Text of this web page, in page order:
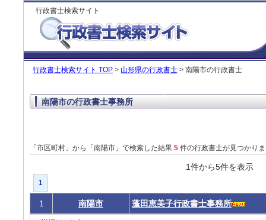
行政書士検索サイト
行政書士検索サイト TOP > 山形県の行政書士 > 南陽市の行政書士
南陽市の行政書士事務所
「市区町村」から「南陽市」で検索した結果 5 件の行政書士が見つかり
1件から5件を表
1
1 南陽市 蓬田恵美子行政書士事務所